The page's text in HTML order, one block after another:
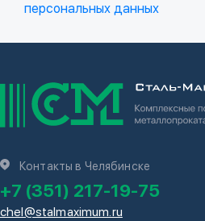
персональных данных
Контакты в Челябинске
+7 (351) 217-19-75
chel@stalmaximum.ru